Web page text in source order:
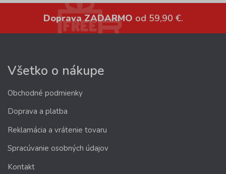
Doprava ZADARMO od 59,90 €.
Všetko o nákupe
Obchodné podmienky
Doprava a platba
Reklamácia a vrátenie tovaru
Spracúvanie osobných údajov
Kontakt